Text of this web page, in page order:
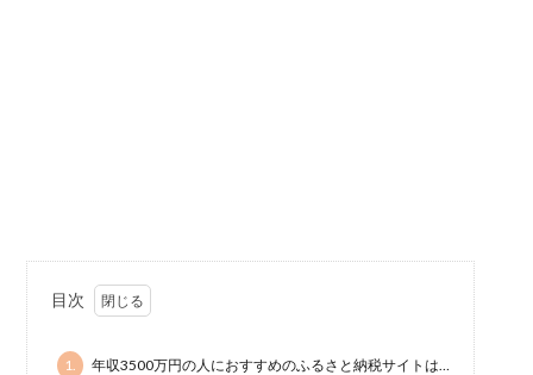
目次
1. 年収3500万円の人におすすめのふるさと納税サイトは…